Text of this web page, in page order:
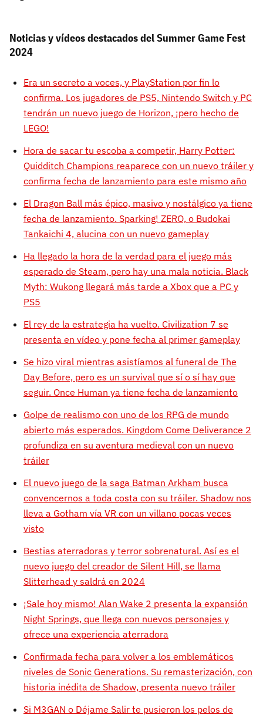
Noticias y vídeos destacados del Summer Game Fest
2024
Era un secreto a voces, y PlayStation por fin lo
confirma. Los jugadores de PS5, Nintendo Switch y PC
tendrán un nuevo juego de Horizon, ¡pero hecho de
LEGO!
Hora de sacar tu escoba a competir, Harry Potter:
Quidditch Champions reaparece con un nuevo tráiler y
confirma fecha de lanzamiento para este mismo año
El Dragon Ball más épico, masivo y nostálgico ya tiene
fecha de lanzamiento. Sparking! ZERO, o Budokai
Tankaichi 4, alucina con un nuevo gameplay
Ha llegado la hora de la verdad para el juego más
esperado de Steam, pero hay una mala noticia. Black
Myth: Wukong llegará más tarde a Xbox que a PC y
PS5
El rey de la estrategia ha vuelto. Civilization 7 se
presenta en vídeo y pone fecha al primer gameplay
Se hizo viral mientras asistíamos al funeral de The
Day Before, pero es un survival que sí o sí hay que
seguir. Once Human ya tiene fecha de lanzamiento
Golpe de realismo con uno de los RPG de mundo
abierto más esperados. Kingdom Come Deliverance 2
profundiza en su aventura medieval con un nuevo
tráiler
El nuevo juego de la saga Batman Arkham busca
convencernos a toda costa con su tráiler. Shadow nos
lleva a Gotham vía VR con un villano pocas veces
visto
Bestias aterradoras y terror sobrenatural. Así es el
nuevo juego del creador de Silent Hill, se llama
Slitterhead y saldrá en 2024
¡Sale hoy mismo! Alan Wake 2 presenta la expansión
Night Springs, que llega con nuevos personajes y
ofrece una experiencia aterradora
Confirmada fecha para volver a los emblemáticos
niveles de Sonic Generations. Su remasterización, con
historia inédita de Shadow, presenta nuevo tráiler
Si M3GAN o Déjame Salir te pusieron los pelos de